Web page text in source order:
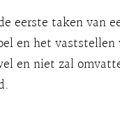
eerste taken van
en het
en niet zal